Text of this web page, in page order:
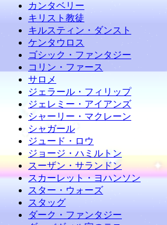
カンタベリー
キリスト教徒
キルスティン・ダンスト
ケンタウロス
ゴシック・ファンタジー
コリン・ファース
サロメ
ジェラール・フィリップ
ジェレミー・アイアンズ
シャーリー・マクレーン
シャガール
ジュード・ロウ
ジョージ・ハミルトン
スーザン・サランドン
スカーレット・ヨハンソン
スター・ウォーズ
スタッグ
ダーク・ファンタジー